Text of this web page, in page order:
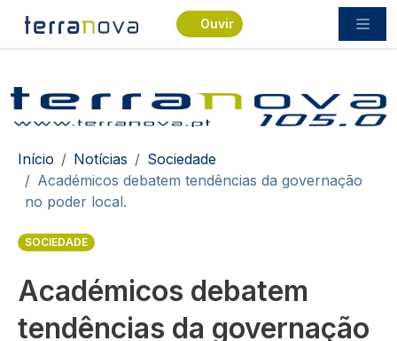
Passar para o conteúdo principal
Ouvir
Navegação estrutural
Início Notícias
Sociedade
Académicos debatem tendências da governação
no poder local.
SOCIEDADE
Académicos debatem
tendências da governação